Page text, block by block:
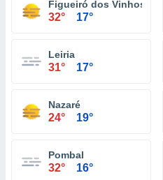
Figueiró dos Vinhos
32° 17°
Leiria
31° 17°
Nazaré
24° 19°
Pombal
32° 16°